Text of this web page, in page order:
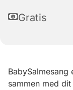
Gratis
sammen med